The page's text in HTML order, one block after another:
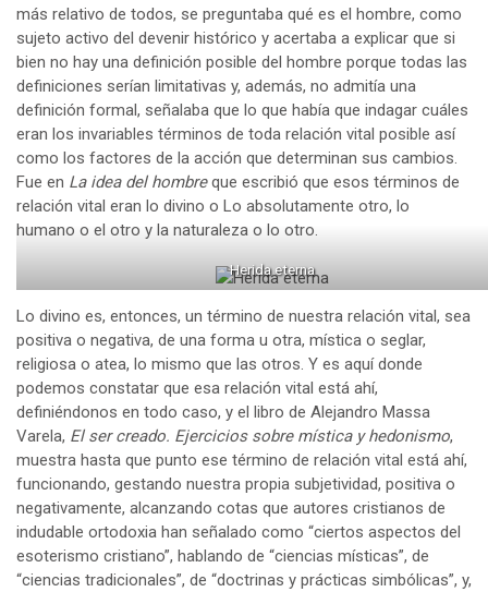
más relativo de todos, se preguntaba qué es el hombre, como
sujeto activo del devenir histórico y acertaba a explicar que si
bien no hay una definición posible del hombre porque todas las
definiciones serían limitativas y, además, no admitía una
definición formal, señalaba que lo que había que indagar cuáles
eran los invariables términos de toda relación vital posible así
como los factores de la acción que determinan sus cambios.
Fue en La idea del hombreque escribió que esos términos de
relación vital eran lo divino o Lo absolutamente otro, lo
humano o el otro y la naturaleza o lo otro.
Herida eterna
Lo divino es, entonces, un término de nuestra relación vital, sea
positiva o negativa, de una forma u otra, mística o seglar,
religiosa o atea, lo mismo que las otros. Y es aquí donde
podemos constatar que esa relación vital está ahí,
definiéndonos en todo caso, y el libro de Alejandro Massa
Varela, El ser creado. Ejercicios sobre mística y hedonismo,
muestra hasta que punto ese término de relación vital está ahí,
funcionando, gestando nuestra propia subjetividad, positiva o
negativamente, alcanzando cotas que autores cristianos de
indudable ortodoxia han señalado como “ciertos aspectos del
esoterismo cristiano”, hablando de “ciencias místicas”, de
“ciencias tradicionales”, de “doctrinas y prácticas simbólicas”, y,